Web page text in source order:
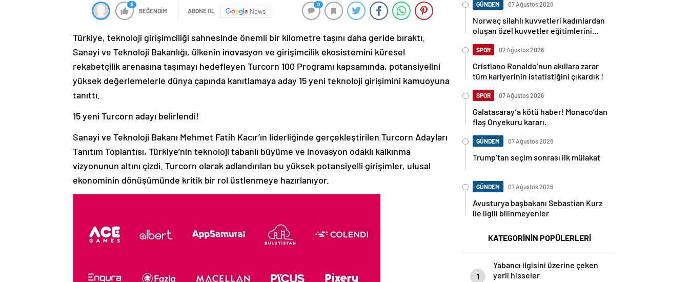
0
BEĞENDİM ABONE OL News
0
Türkiye, teknoloji girişimciliği sahnesinde önemli bir kilometre taşını daha geride bıraktı.
Sanayi ve Teknoloji Bakanlığı, ülkenin inovasyon ve girişimcilik ekosistemini küresel
rekabetçilik arenasına taşımayı hedefleyen Turcorn 100 Programı kapsamında, potansiyelini
yüksek değerlemelerle dünya çapında kanıtlamaya aday 15 yeni teknoloji girişimini kamuoyuna
tanıttı.
15 yeni Turcorn adayı belirlendi!
Sanayi ve Teknoloji Bakanı Mehmet Fatih Kacır’ın liderliğinde gerçekleştirilen Turcorn Adayları
Tanıtım Toplantısı, Türkiye’nin teknoloji tabanlı büyüme ve inovasyon odaklı kalkınma
vizyonunun altını çizdi. Turcorn olarak adlandırılan bu yüksek potansiyelli girişimler, ulusal
ekonominin dönüşümünde kritik bir rol üstlenmeye hazırlanıyor.
GÜNDEM 07 Ağustos 2026
Norweç silahlı kuvvetleri kadınlardan
oluşan özel kuvvetler eğitimlerini
SPOR 07 Ağustos 2026
Cristiano Ronaldo’nun akıllara zarar
tüm kariyerinin istatistiğini çıkardık !
SPOR 07 Ağustos 2026
Galatasaray’a kötü haber! Monaco’dan
flaş Onyekuru kararı.
GÜNDEM 07 Ağustos 2026
Trump’tan seçim sonrası ilk mülakat
GÜNDEM 07 Ağustos 2026
Avusturya başbakanı Sebastian Kurz
ile ilgili bilinmeyenler
KATEGORİNİN POPÜLERLERİ
1
Yabancı ilgisini üzerine çeken
yerli hisseler